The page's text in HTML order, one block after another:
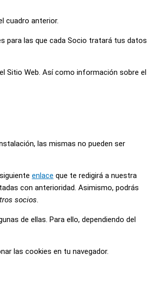
cuadro anterior.
para las que cada Socio tratará tus datos
Sitio Web. Así como información sobre el
las mismas no pueden ser
enlace que te redigirá a nuestra
con anterioridad. Asimismo, podrás
socios.
de ellas. Para ello, dependiendo del
las cookies en tu navegador.